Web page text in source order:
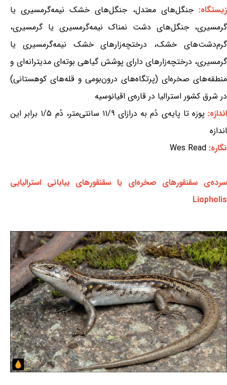
زیستگاه:جنگل‌های معتدل، جنگل‌های خشک نیمه‌گرمسیری یا
گرمسیری، جنگل‌های دشت نمناک نیمه‌گرمسیری یا گرمسیری،
گرم‌دشت‌های خشک، درختچه‌زارهای خشک نیمه‌گرمسیری یا
گرمسیری، درختچه‌زارهای دارای پوشش گیاهی بوته‌ای مدیترانه‌ای و
منطقه‌های صخره‌ای (پرتگاه‌های درون‌بومی و قله‌های کوهستانی)
در شرق کشور استرالیا در قاره‌ی اقیانوسیه
اندازه:
پوزه تا پایه‌ی دُم به درازای ۱۱/۹ سانتی‌متر، دُم ۱/۵ برابر این
اندازه
نگاره: Wes Read
سرده‌ی سقنقورهای صخره‌ای یا سقنقورهای بیابانی استرالیایی
Liopholis